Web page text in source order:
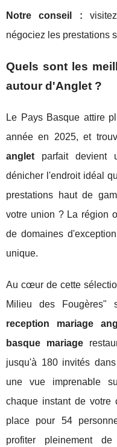
Notre conseil :
négociez les prestations
Quels sont les
autour d'Anglet ?
Le Pays Basque attire
année en 2025, et
angletparfait devient
dénicher l'endroit idéal
prestations haut de
votre union ? La région
de domaines
unique.
Au cœur de cette
Milieu des Fougères"
reception mariage
basque mariage
jusqu'à 180 invités
une vue imprenable
chaque instant de votre
place pour 54
profiter pleinement